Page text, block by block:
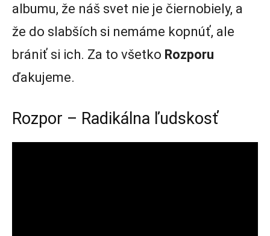
albumu, že náš svet nie je čiernobiely, a
že do slabších si nemáme kopnúť, ale
brániť si ich. Za to všetko Rozporu
ďakujeme.
Rozpor – Radikálna ľudskosť